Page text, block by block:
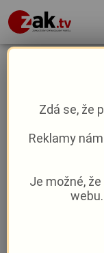
Co se děje
Zdá se, že
Reklamy
Je možné,